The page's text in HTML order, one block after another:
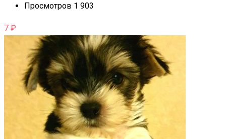
Просмотров 1 903
7 ₽